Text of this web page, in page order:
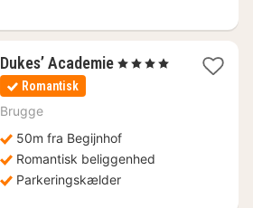
Dukes’ Academie1
, 4 Stjerner
Romantisk
Brugge
50m fra Begijnhof
Romantisk beliggenhed
Parkeringskælder